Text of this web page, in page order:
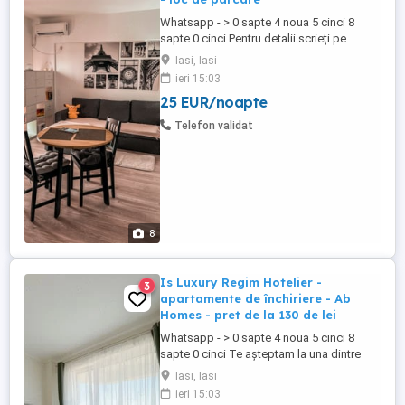
8
Whatsapp - > 0 sapte 4 noua 5 cinci 8
sapte 0 cinci Pentru detalii scrieți pe
Whatsapp la 07 (patru x noua x cinci x
cinci x opt x șapte x zero x cinci) Prețuri
începând de la 130 de lei noapte, numărul
de persoane și de durata șederii. Te
așteptăm in acest apartament cochet ...
Iasi, Iasi
ieri 15:03
25 EUR/noapte
Telefon validat
3
Is Luxury Regim Hotelier -
apartamente de închiriere - Ab
Homes - pret de la 130 de lei
Whatsapp - > 0 sapte 4 noua 5 cinci 8
sapte 0 cinci Te așteptam la una dintre
locațiile noastre dotate și pregătite spre a
te găzdui pe tine sau pe amicii tai. Prețuri
Iasi, Iasi
ieri 15:03